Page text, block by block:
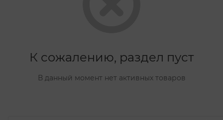
К сожалению, раздел пуст
В данный момент нет активных товаров